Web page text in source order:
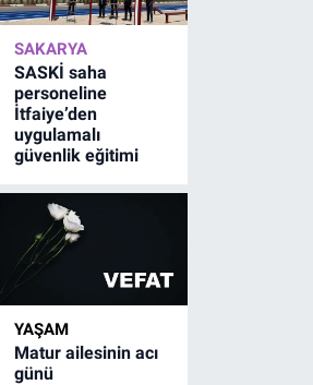
SAKARYA
SASKİ saha
personeline
İtfaiye’den
uygulamalı
güvenlik eğitimi
YAŞAM
Matur ailesinin acı
günü